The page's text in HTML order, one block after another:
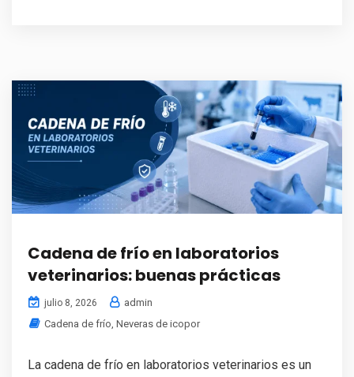
Cadena de frío en laboratorios
veterinarios: buenas prácticas
julio 8, 2026
admin
Cadena de frío Neveras de icopor
La cadena de frío en laboratorios veterinarios es un